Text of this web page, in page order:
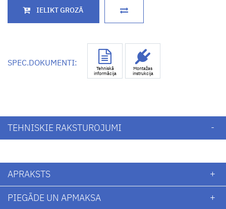
SPEC.DOKUMENTI:
Tehniskā
informācija
Montažas
instrukcija
TEHNISKIE RAKSTUROJUMI
APRAKSTS
PIEGĀDE UN APMAKSA